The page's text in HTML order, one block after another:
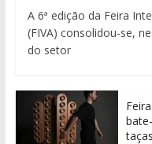
A 6ª edição da Feira
(FIVA) consolidou-se,
do setor
taças